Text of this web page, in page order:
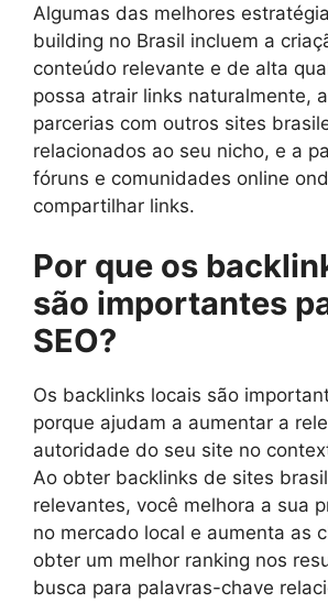
Algumas das melhores
building no Brasil incluem a
conteúdo relevante e de alta
possa atrair links naturalmente,
parcerias com outros sites
relacionados ao seu nicho, e a
fóruns e comunidades online
compartilhar links.
Por que os
são importantes
SEO?
Os backlinks locais são
porque ajudam a aumentar a
autoridade do seu site no
Ao obter backlinks de sites
relevantes, você melhora a sua
no mercado local e aumenta as
obter um melhor ranking nos
busca para palavras-chave